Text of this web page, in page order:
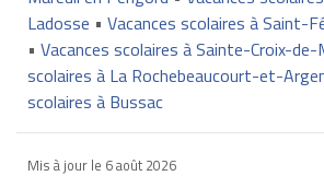
Ladosse • Vacances scolaires à Saint-
• Vacances scolaires à Sainte-Croix-de-
scolaires à La Rochebeaucourt-et-
scolaires à Bussac
Mis à jour le 6 août 2026